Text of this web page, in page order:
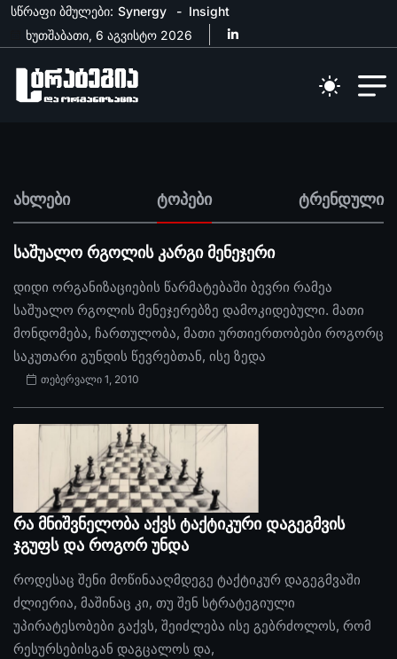
სწრაფი ბმულები: Synergy
Insight
ხუთშაბათი, 6 აგვისტო 2026
ახლები ტოპები ტრენდული
საშუალო რგოლის კარგი მენეჯერი
დიდი ორგანიზაციების წარმატებაში ბევრი რამეა
საშუალო რგოლის მენეჯერებზე დამოკიდებული. მათი
მონდომება, ჩართულობა, მათი ურთიერთობები როგორც
საკუთარი გუნდის წევრებთან, ისე ზედა
თებერვალი 1, 2010
რა მნიშვნელობა აქვს ტაქტიკური დაგეგმვის
ჯგუფს და როგორ უნდა
როდესაც შენი მოწინააღმდეგე ტაქტიკურ დაგეგმვაში
ძლიერია, მაშინაც კი, თუ შენ სტრატეგიული
უპირატესობები გაქვს, შეიძლება ისე გებრძოლოს, რომ
რესურსებისგან დაგცალოს და,